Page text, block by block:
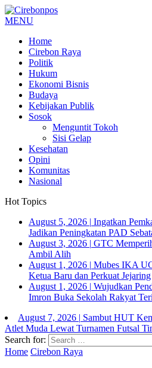
MENU
Home
Cirebon Raya
Politik
Hukum
Ekonomi Bisnis
Budaya
Kebijakan Publik
Sosok
Menguntit Tokoh
Sisi Gelap
Kesehatan
Opini
Komunitas
Nasional
Hot Topics
August 5, 2026 | Ingatkan
Jadikan Peningkatan PAD
August 3, 2026 | GTC
Ambil Alih
August 1, 2026 | Mubes IKA
Ketua Baru dan Perkuat Jejaring
August 1, 2026 | Wujudkan
Imron Buka Sekolah Rakyat
August 7, 2026 | Sambut HUT
Atlet Muda Lewat Turnamen Futsal
Search for:
Home Cirebon Raya